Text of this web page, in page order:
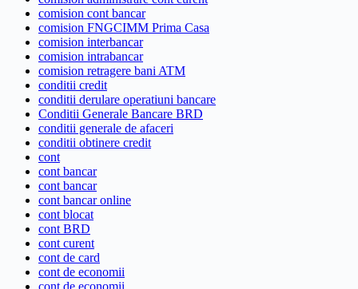
comision cont bancar
comision FNGCIMM Prima Casa
comision interbancar
comision intrabancar
comision retragere bani ATM
conditii credit
conditii derulare operatiuni bancare
Conditii Generale Bancare BRD
conditii generale de afaceri
conditii obtinere credit
cont
cont bancar
cont bancar
cont bancar online
cont blocat
cont BRD
cont curent
cont de card
cont de economii
cont de economii